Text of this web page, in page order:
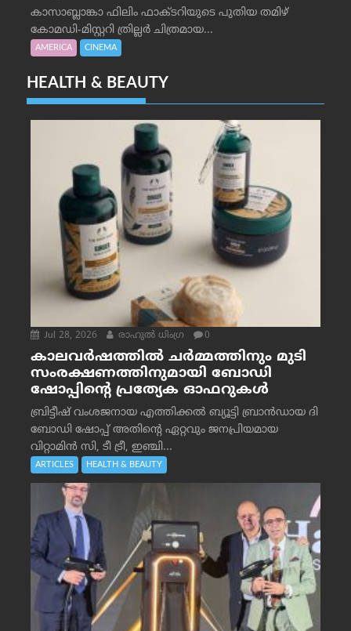
കാസാബ്ലാങ്കാ ഫിലിം ഫാക്ടറിയുടെ പുതിയ തമിഴ്
കോമഡി-മിസ്റ്ററി ത്രില്ലർ ചിത്രമായ...
AMERICA CINEMA
HEALTH & BEAUTY
Jul 28, 2026 രാഹുല്‍ ധിംഗ്ര 0
കാലവർഷത്തിൽ ചർമ്മത്തിനും മുടി
സംരക്ഷണത്തിനുമായി ബോഡി
ഷോപ്പിന്റെ പ്രത്യേക ഓഫറുകൾ
ബ്രിട്ടീഷ് വംശജനായ എത്തിക്കൽ ബ്യൂട്ടി ബ്രാൻഡായ ദി
ബോഡി ഷോപ്പ് അതിന്റെ ഏറ്റവും ജനപ്രിയമായ
വിറ്റാമിൻ സി, ടീ ട്രീ, ഇഞ്ചി...
ARTICLES HEALTH & BEAUTY